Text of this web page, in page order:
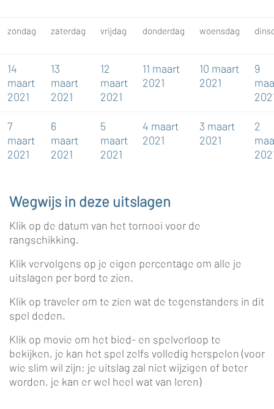
zondag zaterdag vrijdag donderdag woensdag
14
maart
2021
13
maart
2021
12
maart
2021
11 maart
2021
10 maart
2021
9
7
maart
2021
6
maart
2021
5
maart
2021
4 maart
2021
3 maart
2021
2
Wegwijs in deze uitslagen
Klik op de datum van het tornooi voor de
rangschikking.
Klik vervolgens op je eigen percentage om alle je
uitslagen per bord te zien.
Klik op traveler om te zien wat de tegenstanders in dit
spel deden.
Klik op movie om het bied- en spelverloop te
bekijken, je kan het spel zelfs volledig herspelen (voor
wie slim wil zijn: je uitslag zal niet wijzigen of beter
worden, je kan er wel heel wat van leren)